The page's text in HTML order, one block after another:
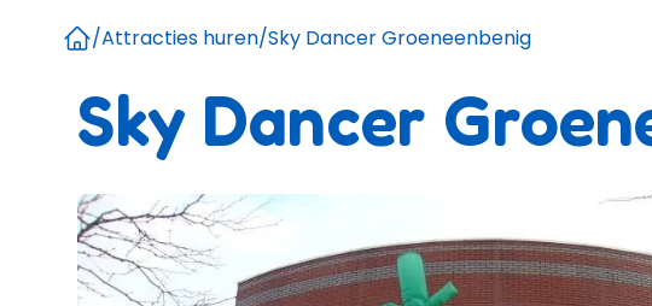
/Attracties huren/Sky Dancer Groeneenbenig
Sky Dancer